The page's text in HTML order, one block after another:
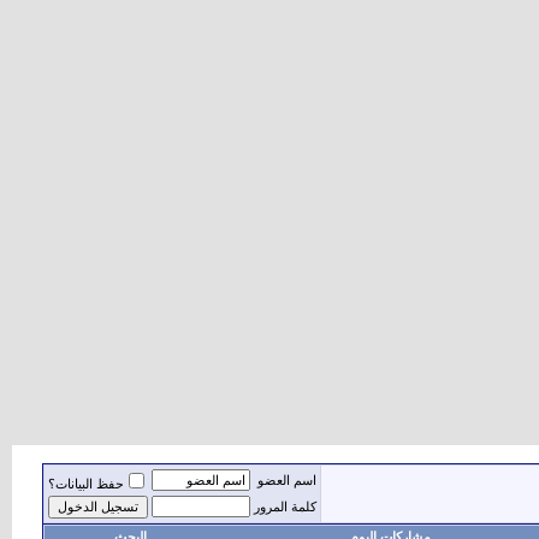
اسم العضو
حفظ البيانات؟
كلمة المرور